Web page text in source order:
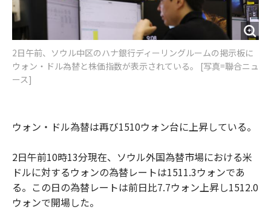
2日午前、ソウル中区のハナ銀行ディーリングルームの掲示板に
ウォン・ドル為替と株価指数が表示されている。 [写真=聯合ニュ
ース]
ウォン・ドル為替は再び1510ウォン台に上昇している。
2日午前10時13分現在、ソウル外国為替市場における米
ドルに対するウォンの為替レートは1511.3ウォンであ
る。この日の為替レートは前日比7.7ウォン上昇し1512.0
ウォンで開場した。